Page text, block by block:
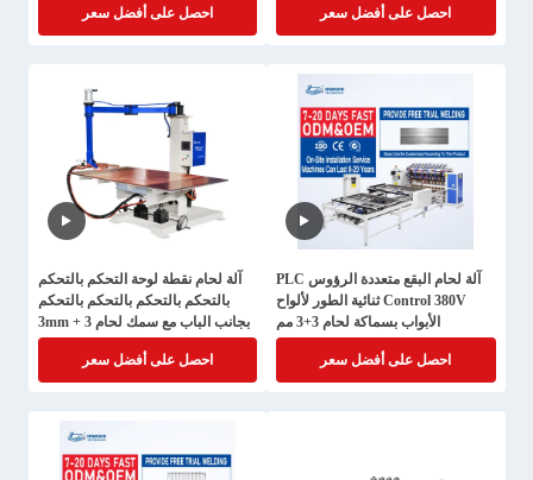
احصل على أفضل سعر
احصل على أفضل سعر
آلة لحام البقع متعددة الرؤوس PLC
Control 380V ثنائية الطور لألواح
الأبواب بسماكة لحام 3+3 مم
احصل على أفضل سعر
آلة لحام نقطة لوحة التحكم بالتحكم
بالتحكم بالتحكم بالتحكم بالتحكم
بجانب الباب مع سمك لحام 3 + 3mm
احصل على أفضل سعر